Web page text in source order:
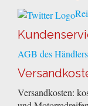
AGB des Händlers
Versandkosten: